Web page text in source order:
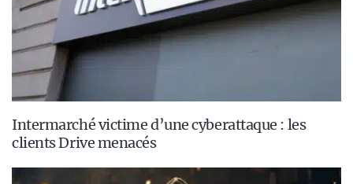
Intermarché victime d’une cyberattaque : les
clients Drive menacés